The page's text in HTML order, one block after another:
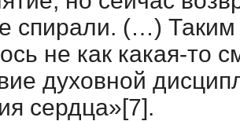
спирали. (…) Таким
не как какая-то
духовной
сердца»[7].